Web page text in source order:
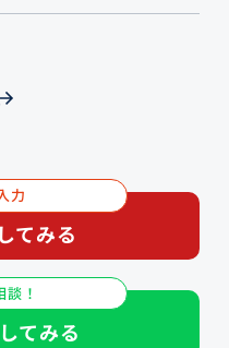
力
てみる
！
てみる